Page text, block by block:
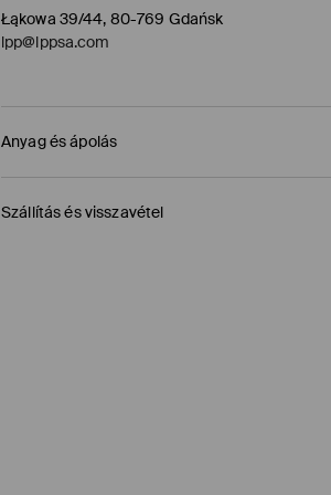
Łąkowa 39/44, 80-769 Gdańsk
lpp@lppsa.com
Anyag és ápolás
ELSŐ SZÖVET :
100% POLIÉSZTER
MÁSODIK SZÖVET:88% POLIÉSZTER, 12%
Szállítás és visszavétel